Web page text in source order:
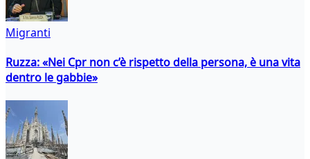
Migranti
Ruzza: «Nei Cpr non c’è rispetto della persona, è una vita
dentro le gabbie»